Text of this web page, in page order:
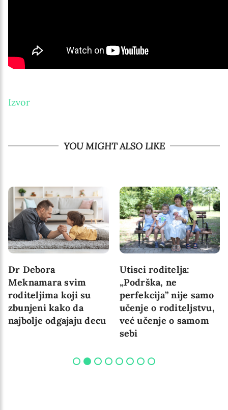
Izvor
YOU MIGHT ALSO LIKE
Dr Debora
Meknamara svim
roditeljima koji su
zbunjeni kako da
najbolje odgajaju decu
Utisci roditelja:
„Podrška, ne
perfekcija” nije samo
učenje o roditeljstvu,
već učenje o samom
sebi